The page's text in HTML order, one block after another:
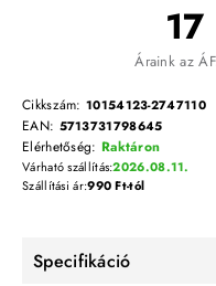
Áraink az
Cikkszám: 10154123-2747110
EAN: 5713731798645
Elérhetőség: Raktáron
Várható szállítás:2026.08.11.
Szállítási ár:990 Ft-tól
Specifikáció